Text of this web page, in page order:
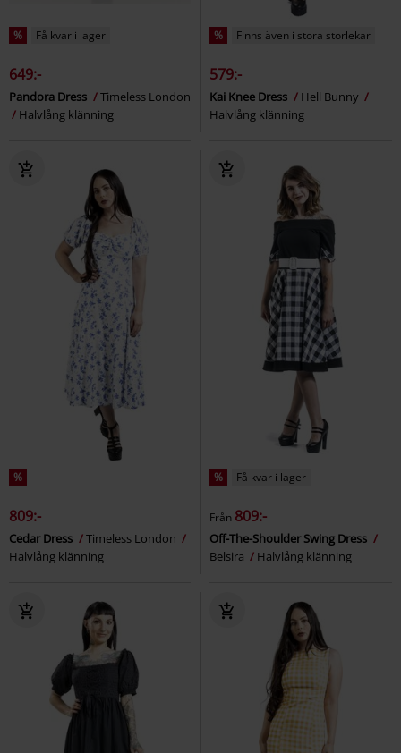
% Få kvar i lager
649:-
Pandora Dress
Timeless London
Halvlång klänning
% Finns även i stora storlekar
579:-
Kai Knee Dress
Hell Bunny
Halvlång klänning
%
809:-
Cedar Dress
Timeless London
Halvlång klänning
% Få kvar i lager
Från 809:-
Off-The-Shoulder Swing Dress
Belsira
Halvlång klänning